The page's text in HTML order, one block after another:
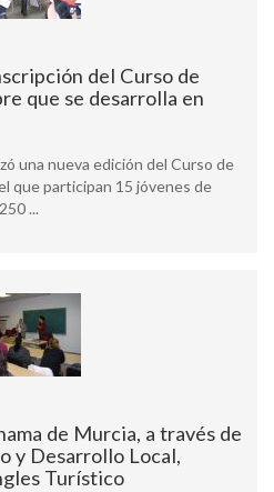
del Curso de
que se desarrolla en
una nueva edición del Curso de
que participan 15 jóvenes de
...
de Murcia, a través de
y Desarrollo Local,
Turístico